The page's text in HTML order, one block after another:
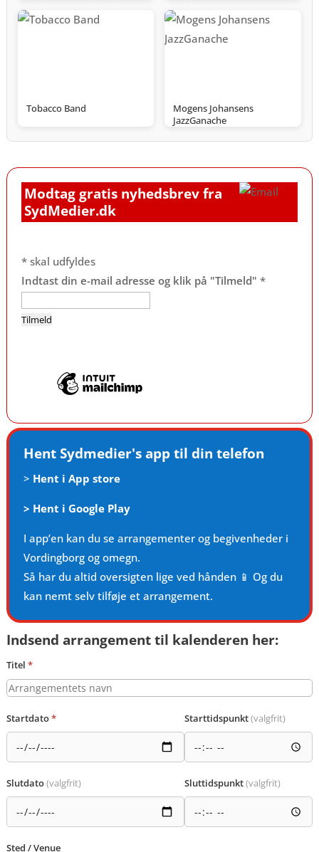
Tobacco Band
Mogens Johansens
JazzGanache
Modtag gratis nyhedsbrev fra
SydMedier.dk
*skal udfyldes
Indtast din e-mail adresse og klik på "Tilmeld" *
Hent Sydmedier's app til din telefon
> Hent i App store
> Hent i Google Play
I app’en kan du se arrangementer og begivenheder i
Vordingborg og omegn.
Så har du altid oversigten lige ved hånden 📱 Og du
kan nemt selv tilføje et arrangement.
Indsend arrangement til kalenderen her:
Titel *
Startdato* Starttidspunkt(valgfrit)
Slutdato(valgfrit) Sluttidspunkt(valgfrit)
Sted / Venue